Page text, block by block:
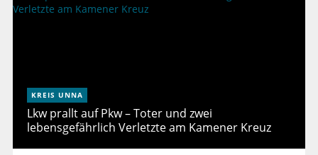
KREIS UNNA
Lkw prallt auf Pkw – Toter und zwei
lebensgefährlich Verletzte am Kamener Kreuz